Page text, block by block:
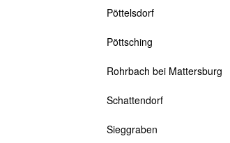
Pöttelsdorf
Pöttsching
Rohrbach bei Mattersburg
Schattendorf
Sieggraben